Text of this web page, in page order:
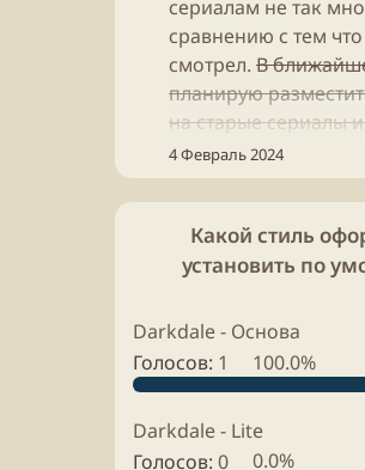
е
L
a
N
d
п
р
о
ф
л
L
i
a
N
d
сериалам не так
сравнению с тем
смотрел. В
планирую
на старые сериалы
которые считаю
просмотру, так
рекомендации.
4 Февраль 2024
Какой стиль
установить по
Darkdale - Основа
Голосов: 1 100.0%
Darkdale - Lite
Голосов: 0
0.0%